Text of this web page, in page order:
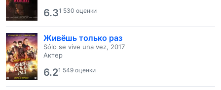
6.31 530 оценки
Живёшь только раз
Sólo se vive una vez, 2017
Актер
6.21 549 оценки